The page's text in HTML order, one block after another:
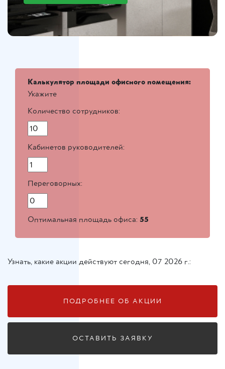
Калькулятор площади офисного помещения:
Укажите
Количество сотрудников:
Кабинетов руководителей:
Переговорных:
Оптимальная площадь офиса: 55
Узнать, какие акции действуют сегодня, 07 2026 г.:
ПОДРОБНЕЕ ОБ АКЦИИ
ОСТАВИТЬ ЗАЯВКУ